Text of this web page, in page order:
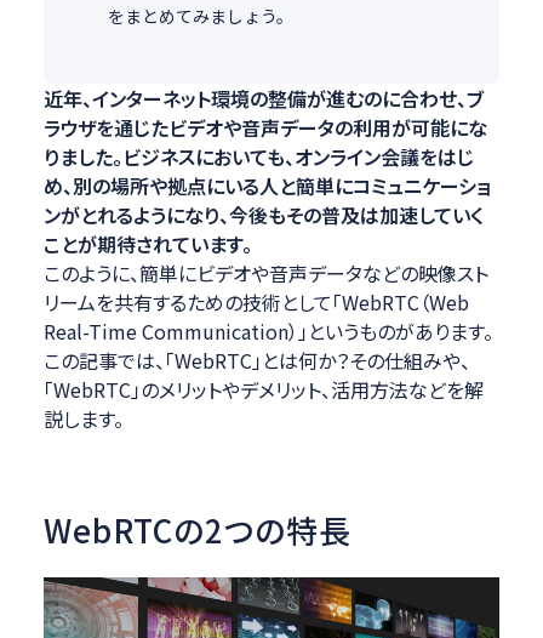
をまとめてみましょう。
近年、インターネット環境の整備が進むのに合わせ、ブ
ラウザを通じたビデオや音声データの利用が可能にな
りました。ビジネスにおいても、オンライン会議をはじ
め、別の場所や拠点にいる人と簡単にコミュニケーショ
ンがとれるようになり、今後もその普及は加速していく
ことが期待されています。
このように、簡単にビデオや音声データなどの映像スト
リームを共有するための技術として「WebRTC（Web
Real-Time Communication）」というものがあります。
この記事では、「WebRTC」とは何か？その仕組みや、
「WebRTC」のメリットやデメリット、活用方法などを解
説します。
WebRTCの2つの特長